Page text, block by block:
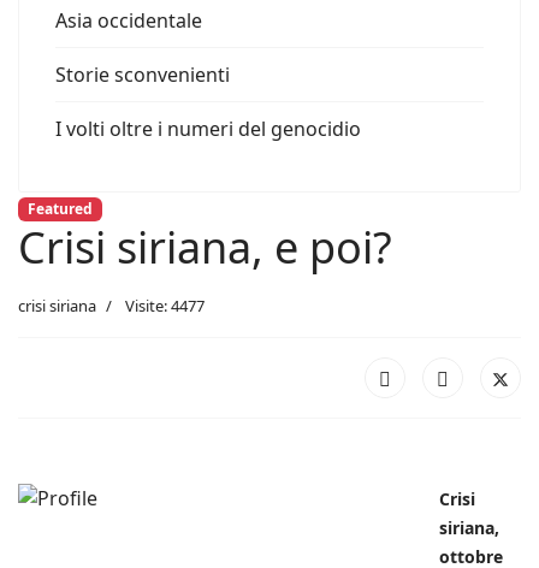
Asia occidentale
Storie sconvenienti
I volti oltre i numeri del genocidio
Featured
Crisi siriana, e poi?
crisi siriana Visite: 4477
Crisi
siriana,
ottobre